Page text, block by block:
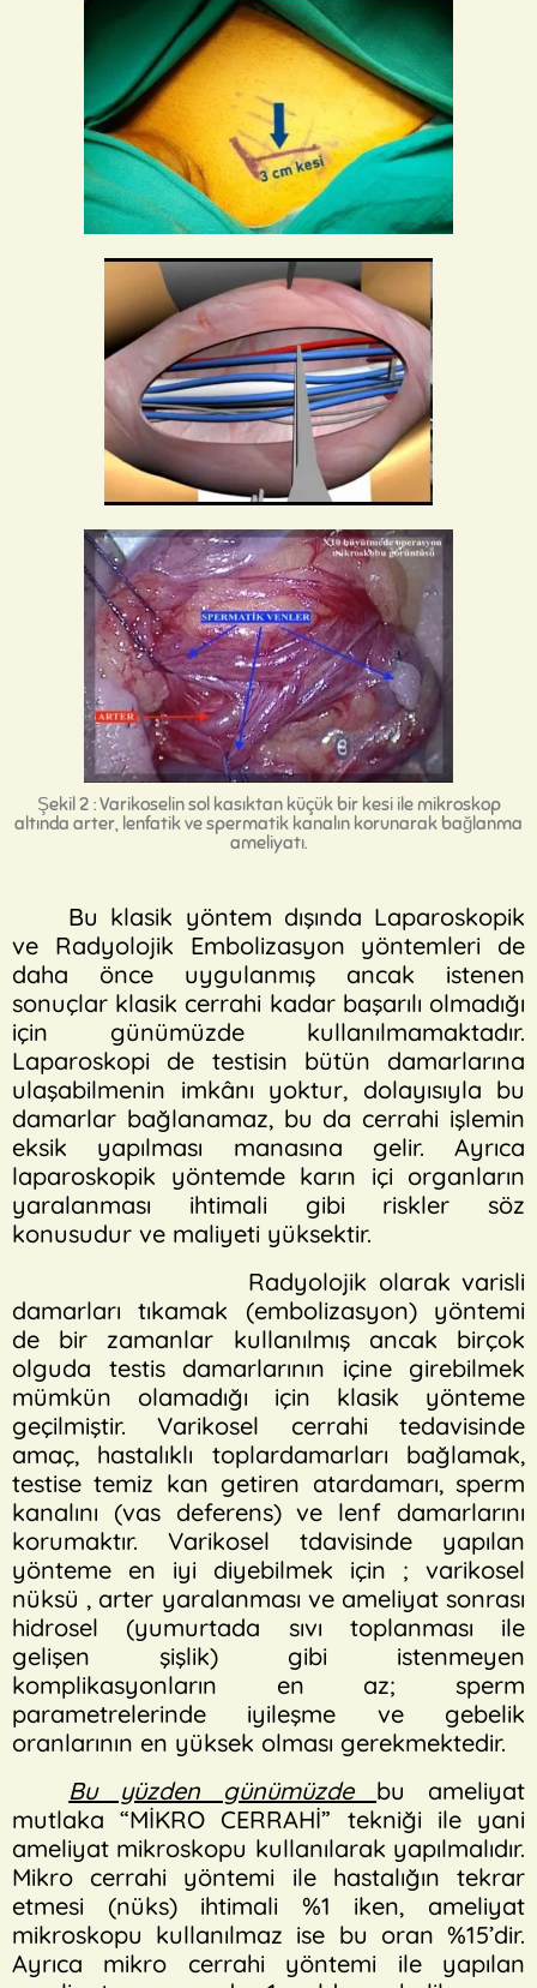
Şekil 2 : Varikoselin sol kasıktan küçük bir kesi ile mikroskop
altında arter, lenfatik ve spermatik kanalın korunarak bağlanma
ameliyatı.
Bu klasik yöntem dışında Laparoskopik
ve Radyolojik Embolizasyon yöntemleri de
daha önce uygulanmış ancak istenen
sonuçlar klasik cerrahi kadar başarılı olmadığı
için günümüzde kullanılmamaktadır.
Laparoskopi de testisin bütün damarlarına
ulaşabilmenin imkânı yoktur, dolayısıyla bu
damarlar bağlanamaz, bu da cerrahi işlemin
eksik yapılması manasına gelir. Ayrıca
laparoskopik yöntemde karın içi organların
yaralanması ihtimali gibi riskler söz
konusudur ve maliyeti yüksektir.
Radyolojik olarak varisli
damarları tıkamak (embolizasyon) yöntemi
de bir zamanlar kullanılmış ancak birçok
olguda testis damarlarının içine girebilmek
mümkün olamadığı için klasik yönteme
geçilmiştir. Varikosel cerrahi tedavisinde
amaç, hastalıklı toplardamarları bağlamak,
testise temiz kan getiren atardamarı, sperm
kanalını (vas deferens) ve lenf damarlarını
korumaktır. Varikosel tdavisinde yapılan
yönteme en iyi diyebilmek için ; varikosel
nüksü , arter yaralanması ve ameliyat sonrası
hidrosel (yumurtada sıvı toplanması ile
gelişen şişlik) gibi istenmeyen
komplikasyonların en az; sperm
parametrelerinde iyileşme ve gebelik
oranlarının en yüksek olması gerekmektedir.
Bu yüzden günümüzde bu ameliyat
mutlaka “MİKRO CERRAHİ” tekniği ile yani
ameliyat mikroskopu kullanılarak yapılmalıdır.
Mikro cerrahi yöntemi ile hastalığın tekrar
etmesi (nüks) ihtimali %1 iken, ameliyat
mikroskopu kullanılmaz ise bu oran %15’dir.
Ayrıca mikro cerrahi yöntemi ile yapılan